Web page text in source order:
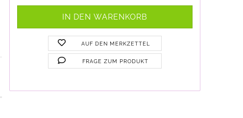
AUF DEN MERKZETTEL
FRAGE ZUM PRODUKT